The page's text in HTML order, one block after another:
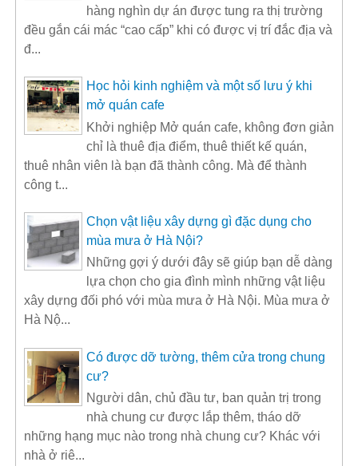
hàng nghìn dự án được tung ra thị trường
đều gắn cái mác “cao cấp” khi có được vị trí đắc địa và
đ...
Học hỏi kinh nghiệm và một số lưu ý khi
mở quán cafe
Khởi nghiệp Mở quán cafe, không đơn giản
chỉ là thuê địa điểm, thuê thiết kế quán,
thuê nhân viên là bạn đã thành công. Mà để thành
công t...
Chọn vật liệu xây dựng gì đặc dụng cho
mùa mưa ở Hà Nội?
Những gợi ý dưới đây sẽ giúp bạn dễ dàng
lựa chọn cho gia đình mình những vật liệu
xây dựng đối phó với mùa mưa ở Hà Nội. Mùa mưa ở
Hà Nộ...
Có được dỡ tường, thêm cửa trong chung
cư?
Người dân, chủ đầu tư, ban quản trị trong
nhà chung cư được lắp thêm, tháo dỡ
những hạng mục nào trong nhà chung cư? Khác với
nhà ở riê...